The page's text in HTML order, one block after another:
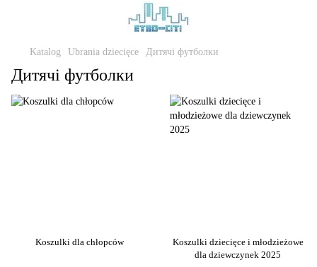
Katalog Ubrania dziecięce Дитячі футболки
Дитячі футболки
Koszulki dla chłopców
Koszulki dziecięce i młodzieżowe
dla dziewczynek 2025